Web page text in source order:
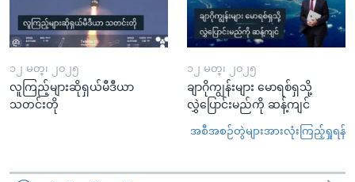
၁၂ မတ္၊ ၂၀၂၅
လူကြည့်များဆိုရှယ်မီဒီယာ
သတင်းတို
၁၂ မတ္၊ ၂၀၂၅
ချာဂိုကျွန်းများ မောရစ်ရှသို့
လွှဲပြောင်းမည်ကို ဆန့်ကျင်
အစီအစဉ်တွဲများအားလုံးကြည့်ရှုရန်